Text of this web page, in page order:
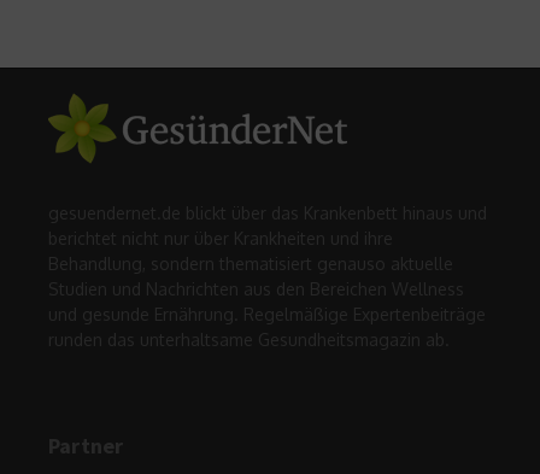
gesuendernet.de blickt über das Krankenbett hinaus und
berichtet nicht nur über Krankheiten und ihre
Behandlung, sondern thematisiert genauso aktuelle
Studien und Nachrichten aus den Bereichen Wellness
und gesunde Ernährung. Regelmäßige Expertenbeiträge
runden das unterhaltsame Gesundheitsmagazin ab.
Partner